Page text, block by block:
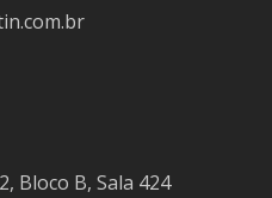
Bloco B, Sala 424